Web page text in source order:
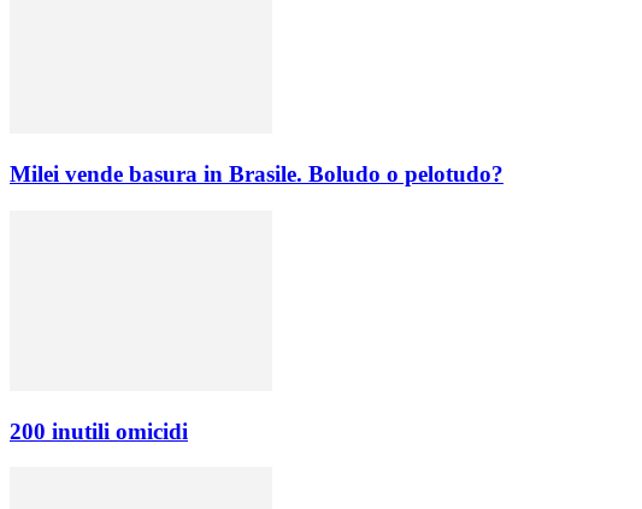
Milei vende basura in Brasile. Boludo o pelotudo?
200 inutili omicidi